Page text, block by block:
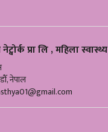
प्रा लि , महिला स्वास्थ्य
नेपाल